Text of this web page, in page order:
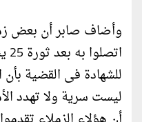
وأضاف صابر أن بعض
للشهادة فى القضية بأن
ليست سرية ولا تهدد